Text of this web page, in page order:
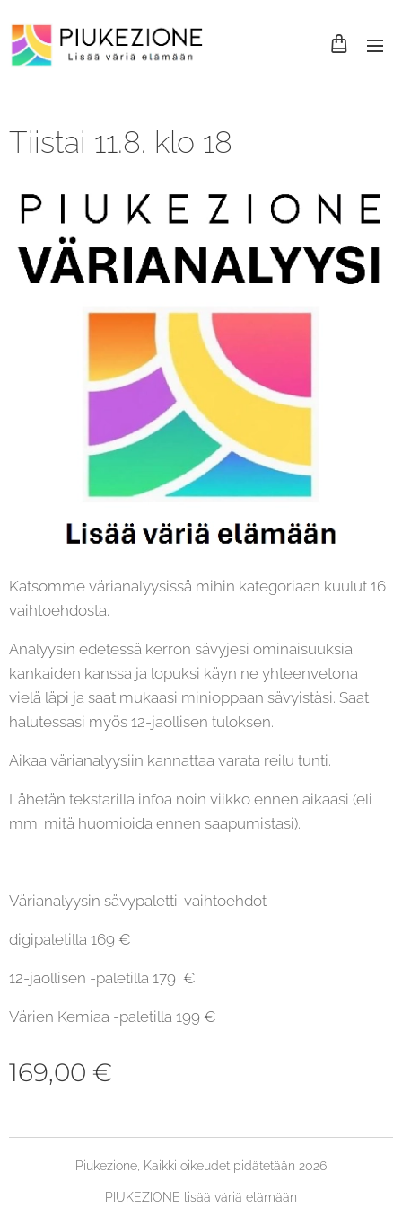
Tiistai 11.8. klo 18
Katsomme värianalyysissä mihin kategoriaan kuulut 16
vaihtoehdosta.
Analyysin edetessä kerron sävyjesi ominaisuuksia
kankaiden kanssa ja lopuksi käyn ne yhteenvetona
vielä läpi ja saat mukaasi minioppaan sävyistäsi. Saat
halutessasi myös 12-jaollisen tuloksen.
Aikaa värianalyysiin kannattaa varata reilu tunti.
Lähetän tekstarilla infoa noin viikko ennen aikaasi (eli
mm. mitä huomioida ennen saapumistasi).
Värianalyysin sävypaletti-vaihtoehdot
digipaletilla 169 €
12-jaollisen -paletilla 179 €
Värien Kemiaa -paletilla 199 €
169,00 €
Piukezione, Kaikki oikeudet pidätetään 2026
PIUKEZIONE lisää väriä elämään